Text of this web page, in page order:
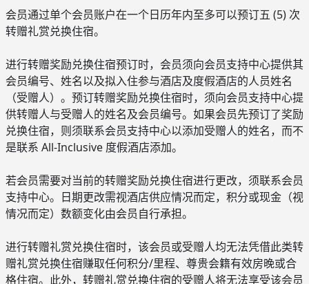
会员通过单个会员账户在一个日历年内至多可以预订五 (5) 次
转赠礼赏兑换住宿。
进行转赠奖励兑换住宿预订时，会员须向会员支持中心提供其
会员编号、姓名以及拟入住参与酒店及度假酒店的人员姓名
（受赠人）。预订转赠奖励兑换住宿时，须向会员支持中心提
供转赠人与受赠人的姓名及会员编号。如果会员先预订了奖励
兑换住宿，则须联系会员支持中心以添加受赠人的姓名，而不
是联系 All-Inclusive 度假酒店添加。
若会员需要对当前的转赠奖励兑换住宿进行更改，须联系会员
支持中心。日期更改需视酒店供应情况而定，积分或现金（视
情况而定）数额变化由会员自行承担。
进行转赠礼赏兑换住宿时，该会员或受赠人均无法凭借此类转
赠礼赏兑换住宿赚取任何积分/里程、尊贵会籍有效房晚或合
格住宿。此外，转赠礼赏兑换住宿的受赠人将无法享受该会员